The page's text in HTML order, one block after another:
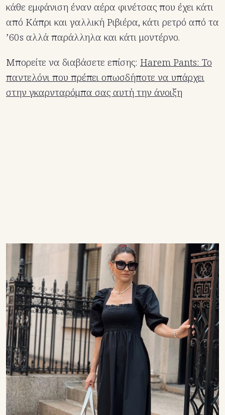
κάθε εμφάνιση έναν αέρα φινέτσας που έχει κάτι
από Κάπρι και γαλλική Ριβιέρα, κάτι ρετρό από τα
’60s αλλά παράλληλα και κάτι μοντέρνο.
Μπορείτε να διαβάσετε επίσης: Harem Pants: Το
παντελόνι που πρέπει οπωσδήποτε να υπάρχει
στην γκαρνταρόμπα σας αυτή την άνοιξη